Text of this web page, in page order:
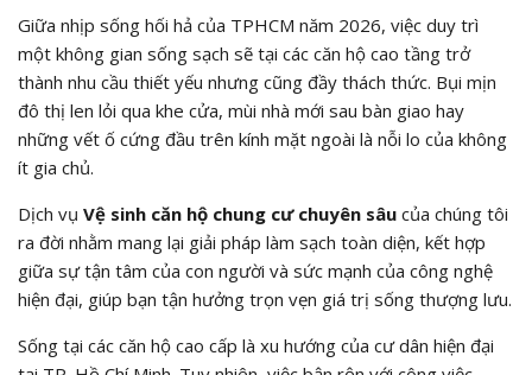
Giữa nhịp sống hối hả của TPHCM năm 2026, việc duy trì
một không gian sống sạch sẽ tại các căn hộ cao tầng trở
thành nhu cầu thiết yếu nhưng cũng đầy thách thức. Bụi mịn
đô thị len lỏi qua khe cửa, mùi nhà mới sau bàn giao hay
những vết ố cứng đầu trên kính mặt ngoài là nỗi lo của không
ít gia chủ.
Dịch vụ Vệ sinh căn hộ chung cư chuyên sâu của chúng tôi
ra đời nhằm mang lại giải pháp làm sạch toàn diện, kết hợp
giữa sự tận tâm của con người và sức mạnh của công nghệ
hiện đại, giúp bạn tận hưởng trọn vẹn giá trị sống thượng lưu.
Sống tại các căn hộ cao cấp là xu hướng của cư dân hiện đại